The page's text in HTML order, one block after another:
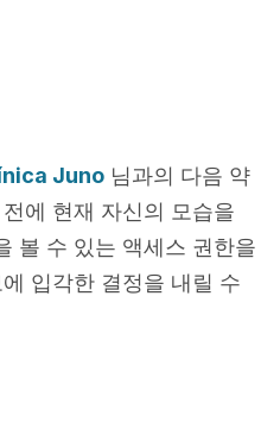
Juno 님과의 다음 약
에 현재 자신의 모습을
볼 수 있는 액세스 권한을
입각한 결정을 내릴 수